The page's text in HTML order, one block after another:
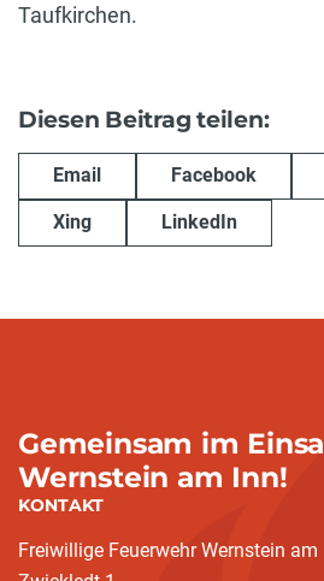
Taufkirchen.
Diesen Beitrag teilen:
Email Facebook
Xing LinkedIn
Gemeinsam im
Wernstein am Inn!
KONTAKT
Freiwillige Feuerwehr Wernstein am